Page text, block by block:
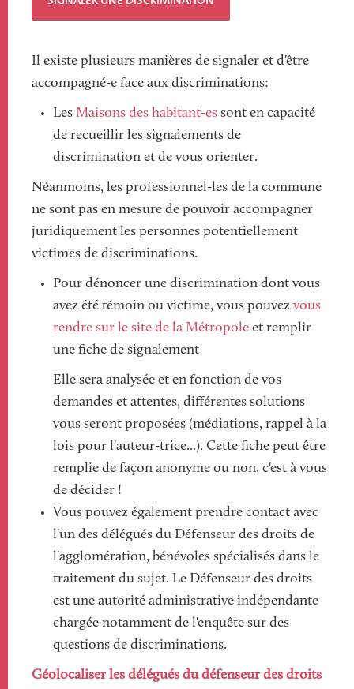
Il existe plusieurs manières de signaler et d'être
accompagné-e face aux discriminations:
Les Maisons des habitant-es sont en capacité
de recueillir les signalements de
discrimination et de vous orienter.
Néanmoins, les professionnel-les de la commune
ne sont pas en mesure de pouvoir accompagner
juridiquement les personnes potentiellement
victimes de discriminations.
Pour dénoncer une discrimination dont vous
avez été témoin ou victime, vous pouvez vous
rendre sur le site de la Métropole et remplir
une fiche de signalement
Elle sera analysée et en fonction de vos
demandes et attentes, différentes solutions
vous seront proposées (médiations, rappel à la
lois pour l'auteur-trice...). Cette fiche peut être
remplie de façon anonyme ou non, c'est à vous
de décider !
Vous pouvez également prendre contact avec
l'un des délégués du Défenseur des droits de
l'agglomération, bénévoles spécialisés dans le
traitement du sujet. Le Défenseur des droits
est une autorité administrative indépendante
chargée notamment de l'enquête sur des
questions de discriminations.
Géolocaliser les délégués du défenseur des droits